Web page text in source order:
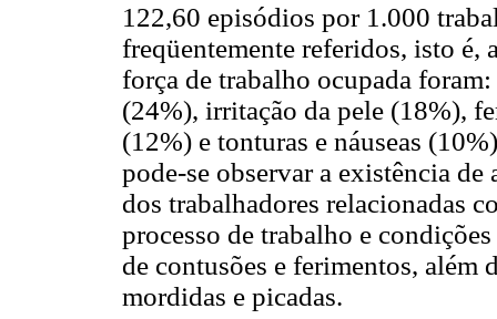
122,60 episódios por 1.000
freqüentemente referidos, isto é,
força de trabalho ocupada
(24%), irritação da pele (18%),
(12%) e tonturas e náuseas
pode-se observar a existência de
dos trabalhadores relacionadas
processo de trabalho e
de contusões e ferimentos, além
mordidas e picadas.